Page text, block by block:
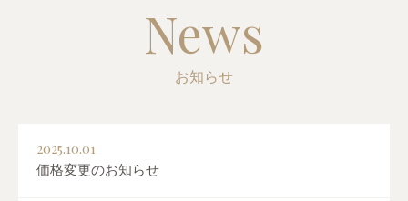
News
お知らせ
2025.10.01
価格変更のお知らせ